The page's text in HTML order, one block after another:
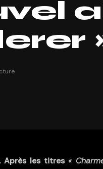
Après les titres «